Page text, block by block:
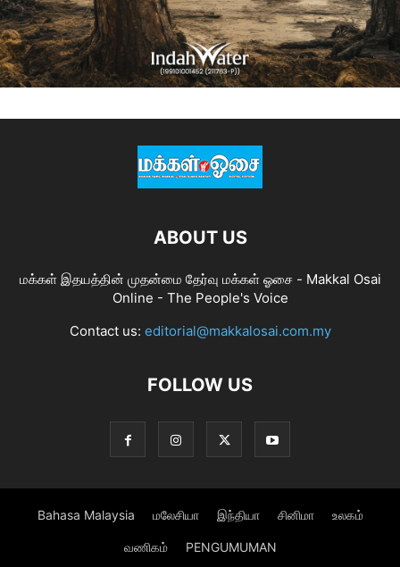
ABOUT US
மக்கள் இதயத்தின் முதன்மை தேர்வு மக்கள் ஓசை - Makkal Osai
Online - The People's Voice
Contact us: editorial@makkalosai.com.my
FOLLOW US
Bahasa Malaysia மலேசியா இந்தியா சினிமா உலகம்
வணிகம் PENGUMUMAN